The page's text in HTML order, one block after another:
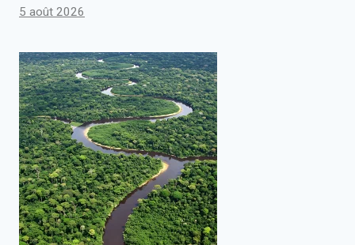
5 août 2026